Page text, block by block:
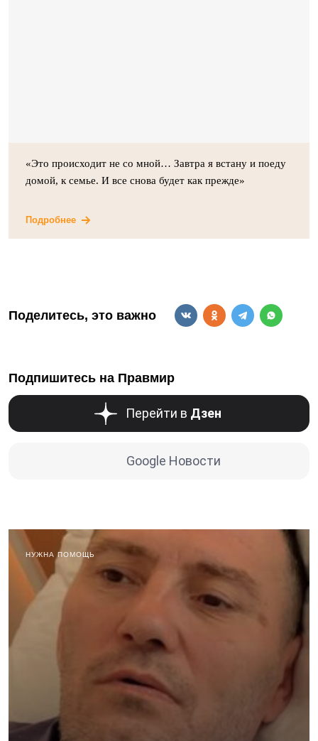
«Это происходит не со мной… Завтра я встану и поеду
домой, к семье. И все снова будет как прежде»
Подробнее
Поделитесь, это важно
Подпишитесь на Правмир
Перейти в Дзен
Google Новости
НУЖНА ПОМОЩЬ